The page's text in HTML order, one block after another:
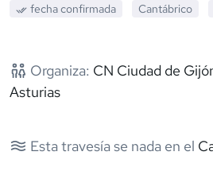
fecha confirmada Cantábrico
Organiza: CN Ciudad de
Asturias
Esta travesía se nada en el